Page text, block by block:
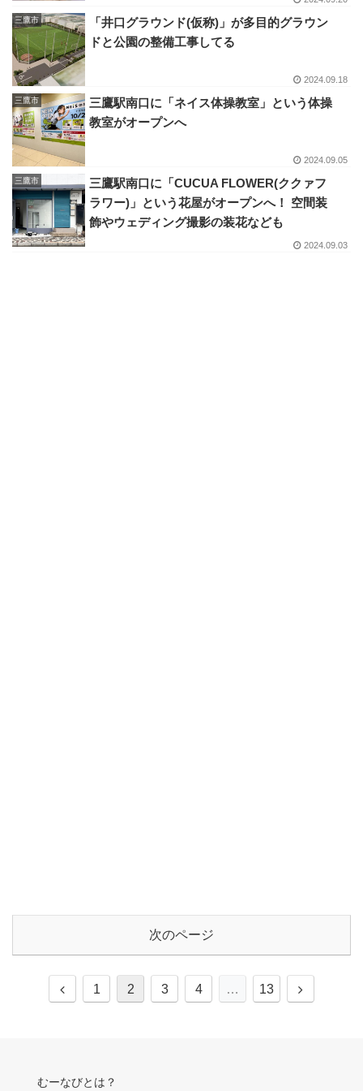
三鷹市
「井口グラウンド(仮称)」が多目的グラウン
ドと公園の整備工事してる
2024.09.18
三鷹市
三鷹駅南口に「ネイス体操教室」という体操
教室がオープンへ
2024.09.05
三鷹市
三鷹駅南口に「CUCUA FLOWER(ククァフ
ラワー)」という花屋がオープンへ！ 空間装
飾やウェディング撮影の装花なども
2024.09.03
次のページ
前
1 2 3 4 … 13
次
むーなびとは？